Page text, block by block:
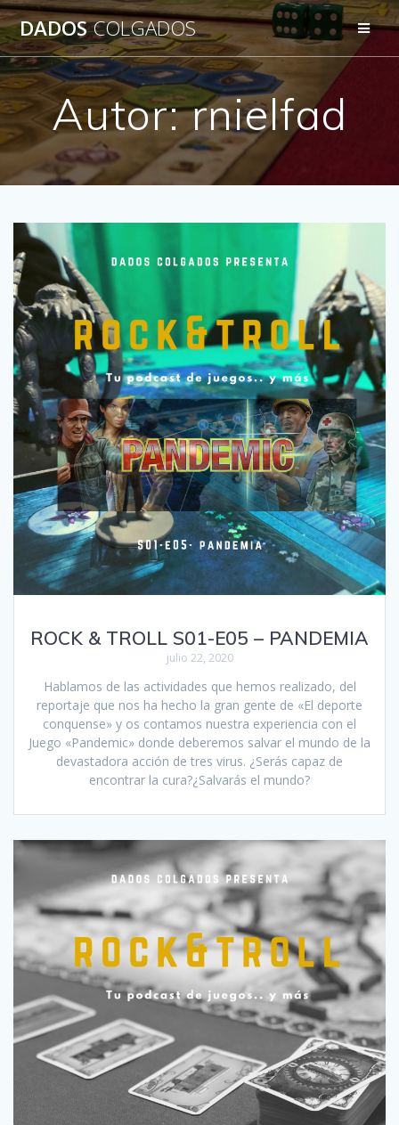
Saltar
al
contenido
DADOSCOLGADOS
Autor:rnielfad
ROCK & TROLL S01-E05 – PANDEMIA
julio 22, 2020
Hablamos de las actividades que hemos realizado, del
reportaje que nos ha hecho la gran gente de «El deporte
conquense» y os contamos nuestra experiencia con el
Juego «Pandemic» donde deberemos salvar el mundo de la
devastadora acción de tres virus. ¿Serás capaz de
encontrar la cura?¿Salvarás el mundo?